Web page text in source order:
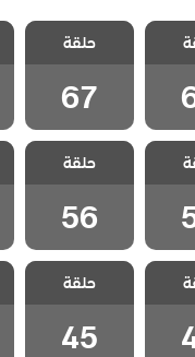
مسلسل تهويدة
البلقان الحلقة
67
حلقة
67
مسلسل تهويدة
البلقان الحلقة
56
حلقة
56
مسلسل تهويدة
البلقان الحلقة
45
حلقة
45